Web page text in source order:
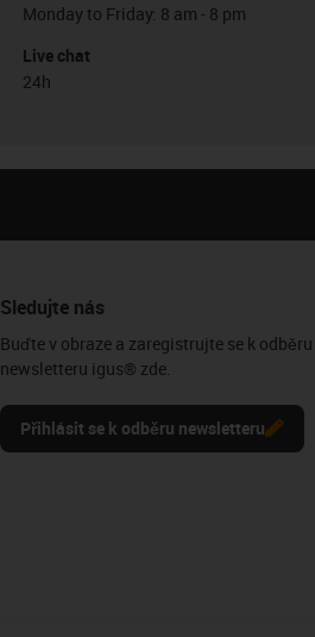
Monday to Friday: 8 am - 8 pm
Live chat
24h
Sledujte nás
Buďte v obraze a zaregistrujte se k odběru
newsletteru igus® zde.
Přihlásit se k odběru newsletteru